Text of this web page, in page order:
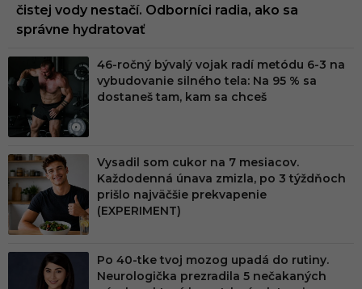
čistej vody nestačí. Odborníci radia, ako sa
správne hydratovať
46-ročný bývalý vojak radí metódu 6-3 na
vybudovanie silného tela: Na 95 % sa
dostaneš tam, kam sa chceš
Vysadil som cukor na 7 mesiacov.
Každodenná únava zmizla, po 3 týždňoch
prišlo najväčšie prekvapenie
(EXPERIMENT)
Po 40-tke tvoj mozog upadá do rutiny.
Neurologička prezradila 5 nečakaných